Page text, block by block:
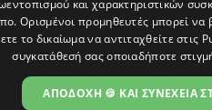
[Κύπρος] και του
δέντρο, δεν χάνουμε το δάσος.
και χαρακτηριστικών
Ορισμένοι προμηθευτές μπορεί να
το δικαίωμα να αντιταχθείτε στις
συγκατάθεσή σας οποιαδήποτε
ΑΠΟΔΟΧΗ 🍪 ΚΑΙ ΣΥΝΕΧΕΙΑ